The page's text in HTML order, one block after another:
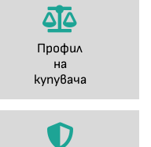
Профил
на
купувача